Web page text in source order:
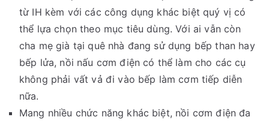
từ IH kèm với các công dụng khác biệt quý vị có
thể lựa chọn theo mục tiêu dùng. Với ai vẫn còn
cha mẹ già tại quê nhà đang sử dụng bếp than hay
bếp lửa, nồi nấu cơm điện có thể làm cho các cụ
không phải vất vả đi vào bếp làm cơm tiếp diễn
nữa.
Mang nhiều chức năng khác biệt, nồi cơm điện đa